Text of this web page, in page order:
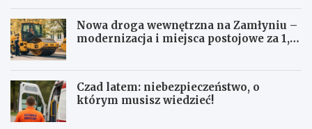
Nowa droga wewnętrzna na Zamłyniu –
modernizacja i miejsca postojowe za 1,1
Czad latem: niebezpieczeństwo, o
którym musisz wiedzieć!